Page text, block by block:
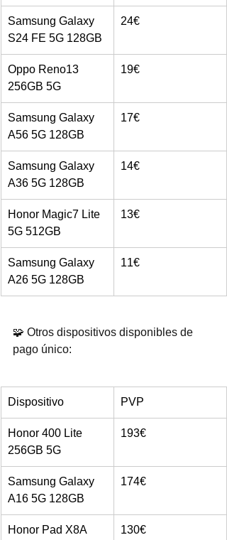
Samsung Galaxy
S24 FE 5G 128GB
24€
Oppo Reno13
256GB 5G
19€
Samsung Galaxy
A56 5G 128GB
17€
Samsung Galaxy
A36 5G 128GB
14€
Honor Magic7 Lite
5G 512GB
13€
Samsung Galaxy
A26 5G 128GB
11€
🧩 Otros dispositivos disponibles de
pago único:
Dispositivo PVP
Honor 400 Lite
256GB 5G
193€
Samsung Galaxy
A16 5G 128GB
174€
Honor Pad X8A
130€